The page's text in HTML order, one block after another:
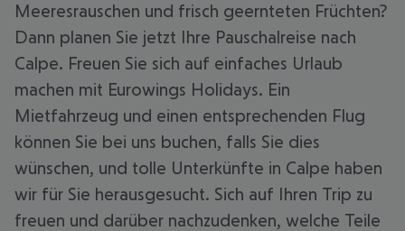
Meeresrauschen und frisch geernteten Früchten?
Dann planen Sie jetzt Ihre Pauschalreise nach
Calpe. Freuen Sie sich auf einfaches Urlaub
machen mit Eurowings Holidays. Ein
Mietfahrzeug und einen entsprechenden Flug
können Sie bei uns buchen, falls Sie dies
wünschen, und tolle Unterkünfte in Calpe haben
wir für Sie herausgesucht. Sich auf Ihren Trip zu
freuen und darüber nachzudenken, welche Teile